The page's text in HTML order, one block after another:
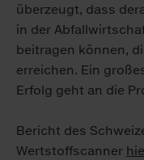
überzeugt, dass
in der
beitragen können,
erreichen. Ein
Erfolg geht an die
Bericht des
Wertstoffscanner